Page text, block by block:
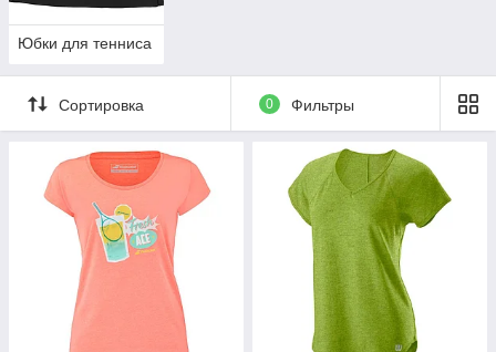
Юбки для тенниса
Сортировка 0 Фильтры